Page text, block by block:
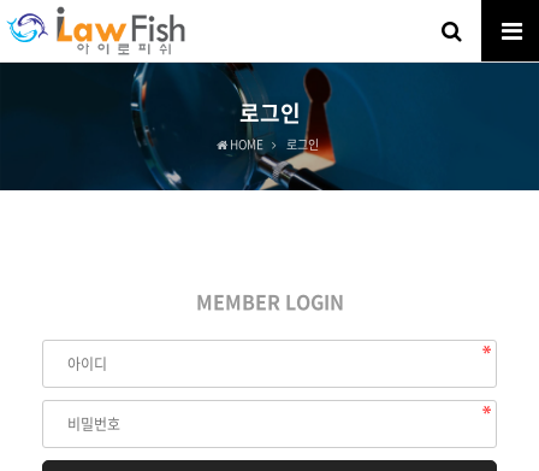
로그인
HOME 로그인
MEMBER LOGIN